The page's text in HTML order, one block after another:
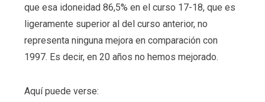
que esa idoneidad 86,5% en el curso 17-18, que es
ligeramente superior al del curso anterior, no
representa ninguna mejora en comparación con
1997. Es decir, en 20 años no hemos mejorado.
Aquí puede verse: